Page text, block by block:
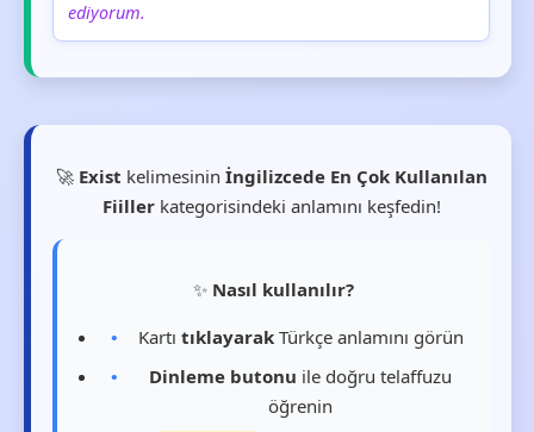
ediyorum.
🚀 Exist kelimesinin İngilizcede En Çok Kullanılan
Fiillerkategorisindeki anlamını keşfedin!
✨ Nasıl kullanılır?
Kartı tıklayarakTürkçe anlamını görün
Dinleme butonu ile doğru telaffuzu
öğrenin